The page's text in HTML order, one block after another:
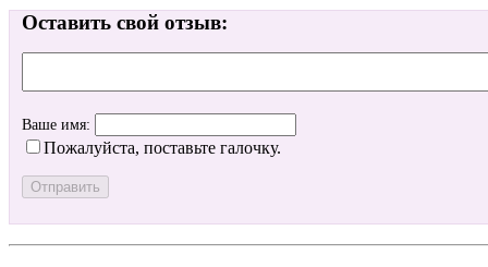
Оставить свой отзыв:
Ваше имя:
Пожалуйста, поставьте галочку.